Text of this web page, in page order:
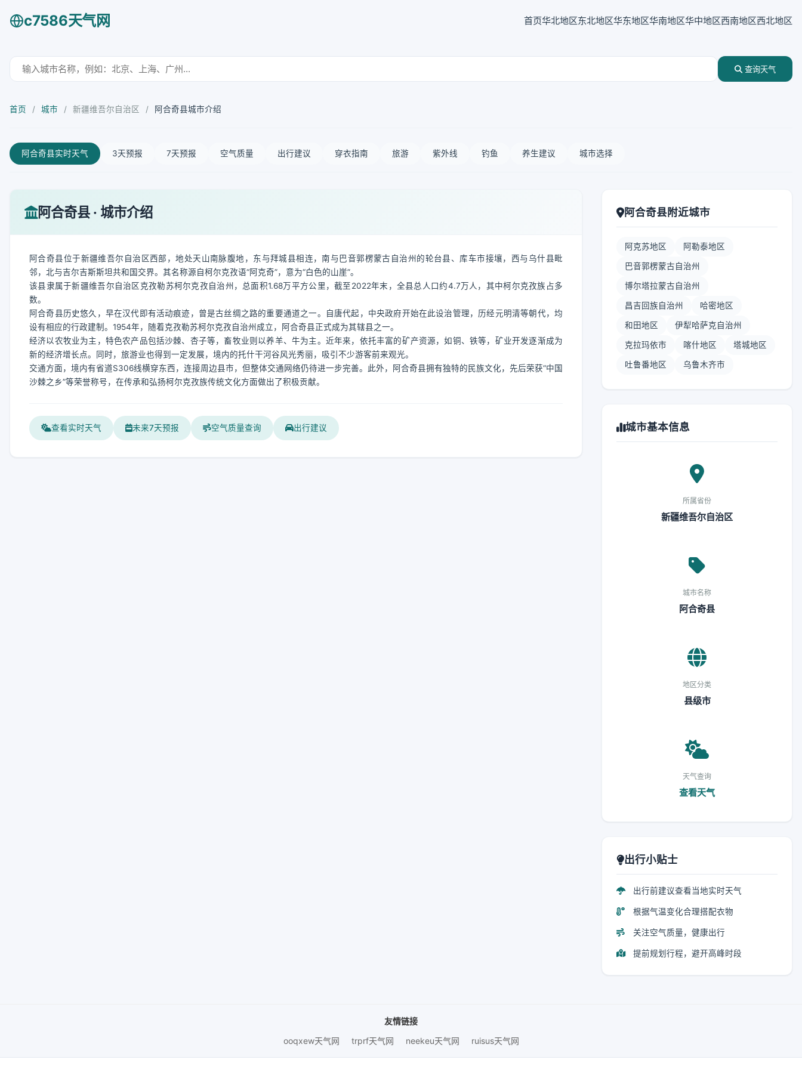
c7586天气网 首页华北地区东北地区华东地区华南地区华中地区西南地区西北地区
查询天气
首页 / 城市 / 新疆维吾尔自治区 / 阿合奇县城市介绍
阿合奇县实时天气 3天预报 7天预报 空气质量 出行建议 穿衣指南 旅游 紫外线 钓鱼 养生建议 城市选择
阿合奇县 · 城市介绍
阿合奇县位于新疆维吾尔自治区西部，地处天山南脉腹地，东与拜城县相连，南与巴音郭楞蒙古自治州的轮台县、库车市接壤，西与乌什县毗
邻，北与吉尔吉斯斯坦共和国交界。其名称源自柯尔克孜语“阿克奇”，意为“白色的山崖”。
该县隶属于新疆维吾尔自治区克孜勒苏柯尔克孜自治州，总面积1.68万平方公里，截至2022年末，全县总人口约4.7万人，其中柯尔克孜族占多
数。
阿合奇县历史悠久，早在汉代即有活动痕迹，曾是古丝绸之路的重要通道之一。自唐代起，中央政府开始在此设治管理，历经元明清等朝代，均
设有相应的行政建制。1954年，随着克孜勒苏柯尔克孜自治州成立，阿合奇县正式成为其辖县之一。
经济以农牧业为主，特色农产品包括沙棘、杏子等，畜牧业则以养羊、牛为主。近年来，依托丰富的矿产资源，如铜、铁等，矿业开发逐渐成为
新的经济增长点。同时，旅游业也得到一定发展，境内的托什干河谷风光秀丽，吸引不少游客前来观光。
交通方面，境内有省道S306线横穿东西，连接周边县市，但整体交通网络仍待进一步完善。此外，阿合奇县拥有独特的民族文化，先后荣获“中国
沙棘之乡”等荣誉称号，在传承和弘扬柯尔克孜族传统文化方面做出了积极贡献。
查看实时天气 未来7天预报 空气质量查询 出行建议
阿合奇县附近城市
阿克苏地区 阿勒泰地区
巴音郭楞蒙古自治州
博尔塔拉蒙古自治州
昌吉回族自治州 哈密地区
和田地区 伊犁哈萨克自治州
克拉玛依市 喀什地区 塔城地区
吐鲁番地区 乌鲁木齐市
城市基本信息
所属省份
新疆维吾尔自治区
城市名称
阿合奇县
地区分类
县级市
天气查询
查看天气
出行小贴士
出行前建议查看当地实时天气
根据气温变化合理搭配衣物
关注空气质量，健康出行
提前规划行程，避开高峰时段
友情链接
ooqxew天气网
trprf天气网 neekeu天气网 ruisus天气网